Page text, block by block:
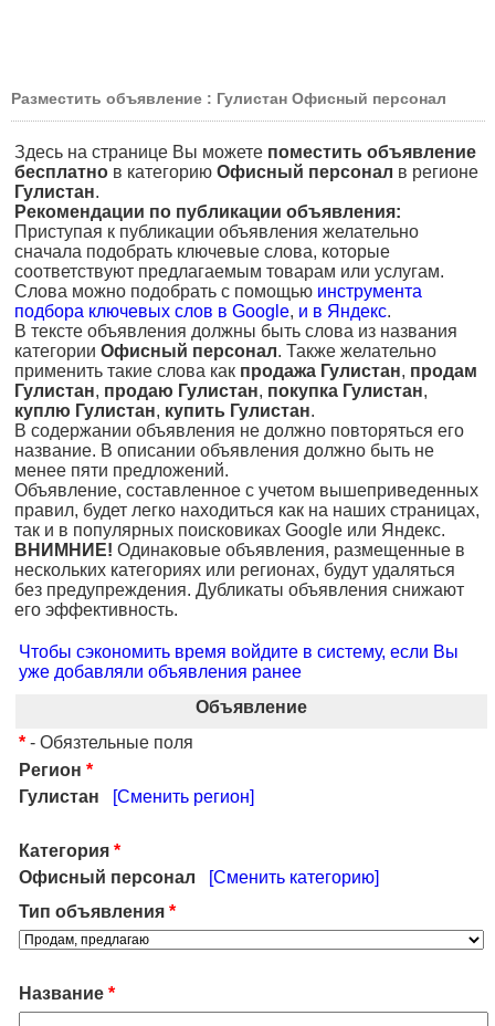
Разместить объявление : Гулистан Офисный персонал
Здесь на странице Вы можете поместить объявление
бесплатно в категорию Офисный персонал в регионе
Гулистан.
Рекомендации по публикации объявления:
Приступая к публикации объявления желательно
сначала подобрать ключевые слова, которые
соответствуют предлагаемым товарам или услугам.
Слова можно подобрать с помощью инструмента
подбора ключевых слов в Google, и в Яндекс.
В тексте объявления должны быть слова из названия
категории Офисный персонал. Также желательно
применить такие слова как продажа Гулистан, продам
Гулистан, продаю Гулистан, покупка Гулистан,
куплю Гулистан, купить Гулистан.
В содержании объявления не должно повторяться его
название. В описании объявления должно быть не
менее пяти предложений.
Объявление, составленное с учетом вышеприведенных
правил, будет легко находиться как на наших страницах,
так и в популярных поисковиках Google или Яндекс.
ВНИМНИЕ! Одинаковые объявления, размещенные в
нескольких категориях или регионах, будут удаляться
без предупреждения. Дубликаты объявления снижают
его эффективность.
Чтобы сэкономить время войдите в систему, если Вы
уже добавляли объявления ранее
Объявление
* - Обязтельные поля
Регион *
Гулистан
[Сменить регион]
Категория *
Офисный персонал
[Сменить категорию]
Тип объявления *
Название *